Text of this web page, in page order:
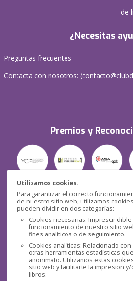
Utilizamos cookies.
Para garantizar el correcto
de nuestro sitio web, utilizamos
pueden dividir en dos categorías:
Cookies necesarias:
funcionamiento de nuestro sitio
fines analíticos o de seguimiento.
Cookies analíticas: Relacionado con
otras herramientas estadísticas
anonimato. Utilizamos estas
sitio web y facilitarte la impresión
libros.
de
¿Necesitas
Preguntas frecuentes
Contacta con nosotros: (
Premios y
Seguridad
Redes